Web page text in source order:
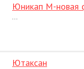
Юникап М-новая
...
Ютаксан